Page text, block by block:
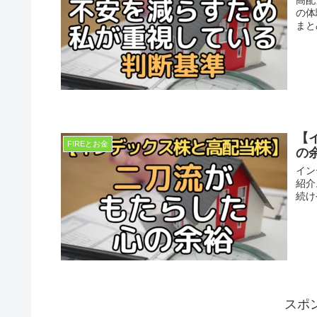
の
ま
FIREとお金
の
イ
紹
続
スポ